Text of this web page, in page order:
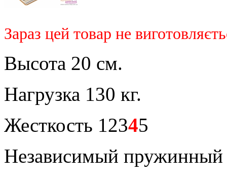
Зараз цей товар не
Высота 20 см.
Нагрузка 130 кг.
Жесткость 12345
Независимый пружинный